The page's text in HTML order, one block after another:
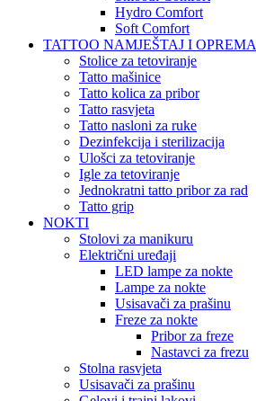
Hydro Comfort
Soft Comfort
TATTOO NAMJEŠTAJ I OPREMA
Stolice za tetoviranje
Tatto mašinice
Tatto kolica za pribor
Tatto rasvjeta
Tatto nasloni za ruke
Dezinfekcija i sterilizacija
Ulošci za tetoviranje
Igle za tetoviranje
Jednokratni tatto pribor za rad
Tatto grip
NOKTI
Stolovi za manikuru
Električni uređaji
LED lampe za nokte
Lampe za nokte
Usisavači za prašinu
Freze za nokte
Pribor za freze
Nastavci za frezu
Stolna rasvjeta
Usisavači za prašinu